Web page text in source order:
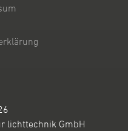
lichttechnik GmbH